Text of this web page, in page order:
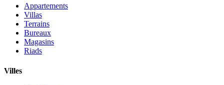
Appartements
Villas
Terrains
Bureaux
Magasins
Riads
Villes